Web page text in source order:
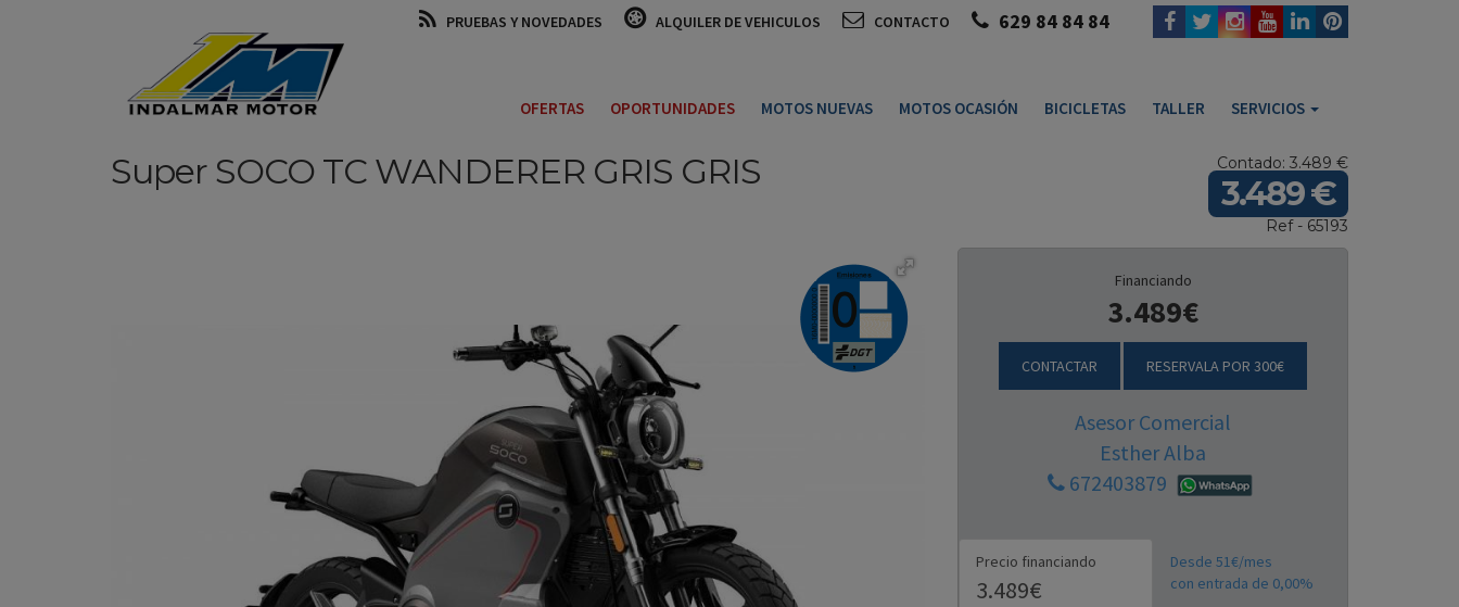
PRUEBAS Y NOVEDADES ALQUILER DE VEHICULOS CONTACTO 629 84 84 84
OFERTAS OPORTUNIDADES MOTOS NUEVAS MOTOS OCASIÓN BICICLETAS TALLER SERVICIOS
Contado: 3.489 €
3.489 €
Ref - 65193
Super SOCO TC WANDERER GRIS GRIS
Financiando
3.489€
CONTACTAR RESERVALA POR 300€
Asesor Comercial
Esther Alba
672403879
Precio financiando
3.489€
Desde 51€/mes
con entrada de 0,00%